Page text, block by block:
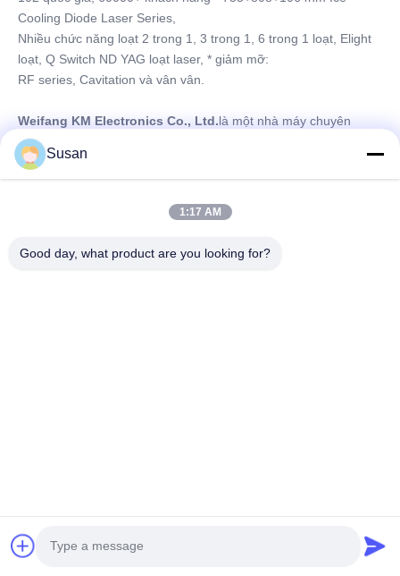
Cooling Diode Laser Series,
Nhiều chức năng loạt 2 trong 1, 3 trong 1, 6 trong 1 loạt, Elight
loạt, Q Switch ND YAG loạt laser, * giảm mỡ:
RF series, Cavitation và vân vân.
Weifang KM Electronics Co., Ltd.là một nhà máy chuyên
nghiệp tập trung vào việc phát triển các thiết bị làm đẹp trong 14
năm.
là với
Chứng chỉ CE/ISO, phù hợp với thị trường thế giới, chủ yếu
được sử dụng ở Bắc Mỹ, Nam Mỹ, Châu Âu, mục tiêu của
phát triển thiết bị làm đẹp, theo đuổi chất lượng sản phẩm cao
Susan
1:17 AM
Good day, what product are you looking for?